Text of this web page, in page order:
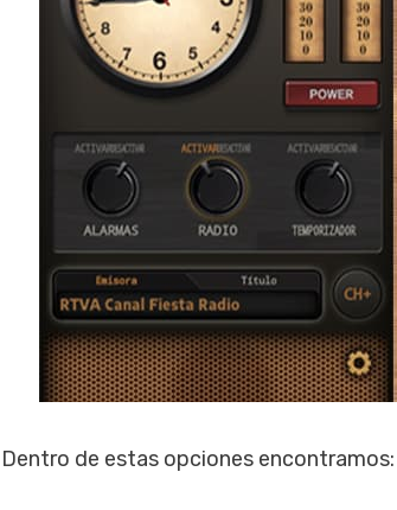
Dentro de estas opciones encontramos: